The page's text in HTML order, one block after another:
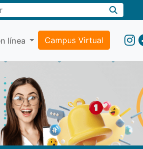
línea Campus Virtual